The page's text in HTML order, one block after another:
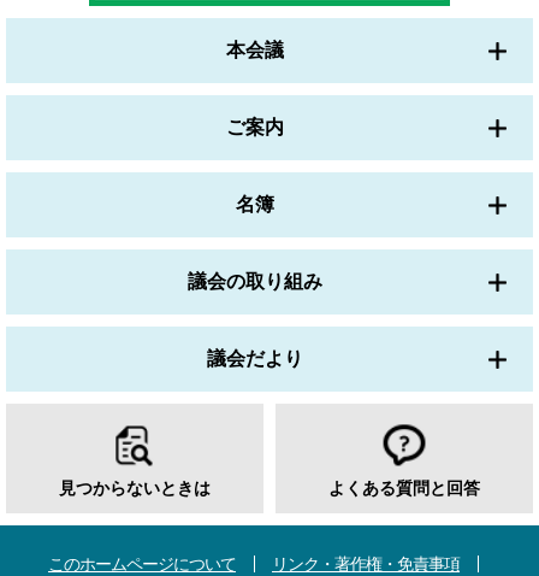
本会議
ご案内
名簿
議会の取り組み
議会だより
見つからないときは よくある質問と回答
このホームページについて
リンク・著作権・免責事項